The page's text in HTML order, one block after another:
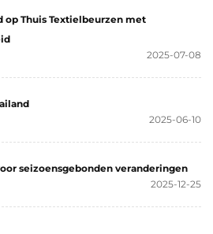
op Thuis Textielbeurzen met
2025-07-08
2025-06-10
seizoensgebonden veranderingen
2025-12-25